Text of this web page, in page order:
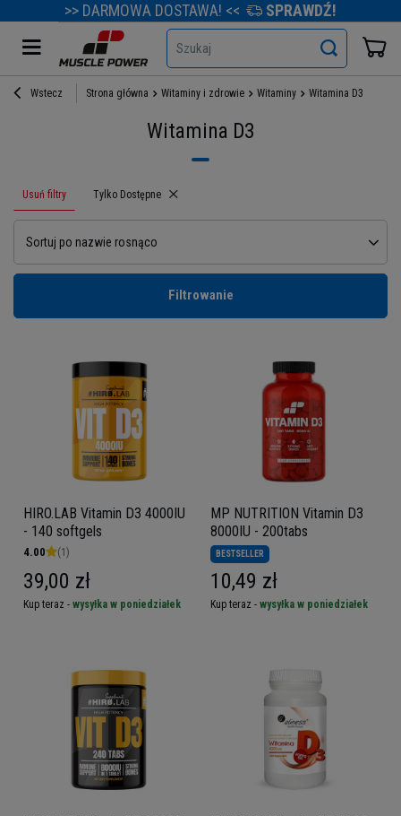
>> DARMOWA DOSTAWA! << SPRAWDŹ!
Szukaj
Wstecz Strona główna Witaminy i zdrowie Witaminy Witamina D3
Witamina D3
Usuń filtry Usuń filtr
Tylko Dostępne
Sortuj po nazwie rosnąco
Filtrowanie
HIRO.LAB Vitamin D3 4000IU
- 140 softgels
4.00 (1)
39,00 zł
Kup teraz - wysyłka w poniedziałek
MP NUTRITION Vitamin D3
8000IU - 200tabs
BESTSELLER
10,49 zł
Kup teraz - wysyłka w poniedziałek